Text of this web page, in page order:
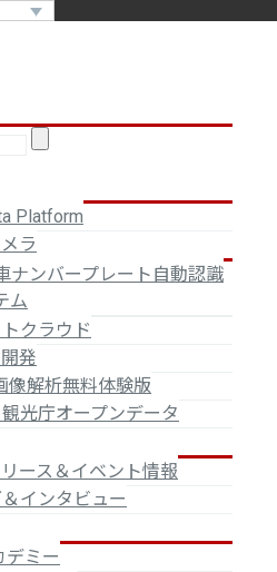
Platform
ラ
ナンバープレート自動認識
ム
クラウド
発
像解析無料体験版
光庁オープンデータ
ース＆イベント情報
インタビュー
デミー